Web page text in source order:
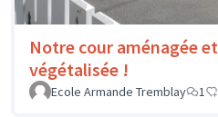
Notre cour aménagée et
végétalisée !
Ecole Armande Tremblay
1